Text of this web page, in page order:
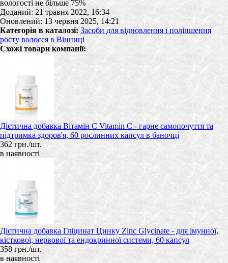
вологості не більше 75%
Доданий: 21 травня 2022, 16:34
Оновлений: 13 червня 2025, 14:21
Категорія в каталозі: Засоби для відновлення і поліпшення
росту волосся в Вінниці
Схожі товари компанії:
Дієтична добавка Вітамін С Vitamin C - гарне самопочуття та
підтримка здоров'я, 60 рослинних капсул в баночці
362 грн./шт.
в наявності
Дієтична добавка Гліцинат Цинку Zinc Glycinate - для імунної,
кісткової, нервової та ендокринної системи, 60 капсул
358 грн./шт.
в наявності